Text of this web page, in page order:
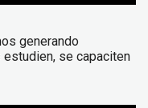
generando
se capaciten